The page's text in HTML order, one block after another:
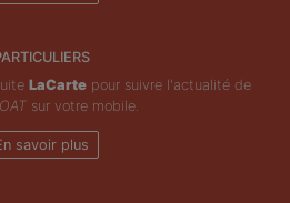
LaCartepour suivre l'actualité de
sur votre mobile.
savoir plus